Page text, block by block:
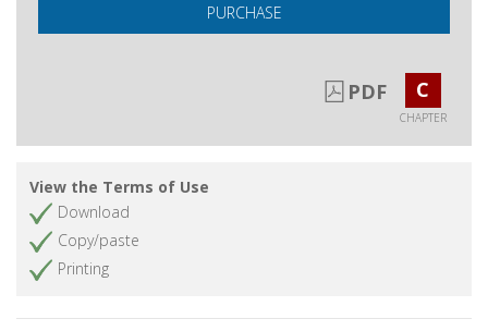
PURCHASE
PDF C
CHAPTER
View the Terms of Use
Download
Copy/paste
Printing